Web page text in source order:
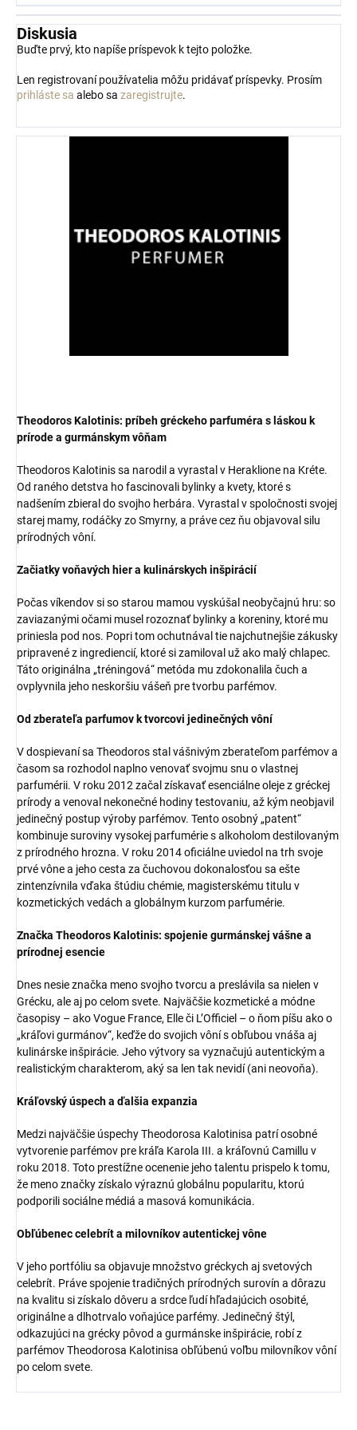
Diskusia
Buďte prvý, kto napíše príspevok k tejto položke.
Len registrovaní používatelia môžu pridávať príspevky. Prosím
prihláste sa alebo sa zaregistrujte.
Theodoros Kalotinis: príbeh gréckeho parfuméra s láskou k
prírode a gurmánskym vôňam
Theodoros Kalotinis sa narodil a vyrastal v Heraklione na Kréte.
Od raného detstva ho fascinovali bylinky a kvety, ktoré s
nadšením zbieral do svojho herbára. Vyrastal v spoločnosti svojej
starej mamy, rodáčky zo Smyrny, a práve cez ňu objavoval silu
prírodných vôní.
Začiatky voňavých hier a kulinárskych inšpirácií
Počas víkendov si so starou mamou vyskúšal neobyčajnú hru: so
zaviazanými očami musel rozoznať bylinky a koreniny, ktoré mu
priniesla pod nos. Popri tom ochutnával tie najchutnejšie zákusky
pripravené z ingrediencií, ktoré si zamiloval už ako malý chlapec.
Táto originálna „tréningová“ metóda mu zdokonalila čuch a
ovplyvnila jeho neskoršiu vášeň pre tvorbu parfémov.
Od zberateľa parfumov k tvorcovi jedinečných vôní
V dospievaní sa Theodoros stal vášnivým zberateľom parfémov a
časom sa rozhodol naplno venovať svojmu snu o vlastnej
parfumérii. V roku 2012 začal získavať esenciálne oleje z gréckej
prírody a venoval nekonečné hodiny testovaniu, až kým neobjavil
jedinečný postup výroby parfémov. Tento osobný „patent“
kombinuje suroviny vysokej parfumérie s alkoholom destilovaným
z prírodného hrozna. V roku 2014 oficiálne uviedol na trh svoje
prvé vône a jeho cesta za čuchovou dokonalosťou sa ešte
zintenzívnila vďaka štúdiu chémie, magisterskému titulu v
kozmetických vedách a globálnym kurzom parfumérie.
Značka Theodoros Kalotinis: spojenie gurmánskej vášne a
prírodnej esencie
Dnes nesie značka meno svojho tvorcu a preslávila sa nielen v
Grécku, ale aj po celom svete. Najväčšie kozmetické a módne
časopisy – ako Vogue France, Elle či L’Officiel – o ňom píšu ako o
„kráľovi gurmánov“, keďže do svojich vôní s obľubou vnáša aj
kulinárske inšpirácie. Jeho výtvory sa vyznačujú autentickým a
realistickým charakterom, aký sa len tak nevidí (ani neovoňa).
Kráľovský úspech a ďalšia expanzia
Medzi najväčšie úspechy Theodorosa Kalotinisa patrí osobné
vytvorenie parfémov pre kráľa Karola III. a kráľovnú Camillu v
roku 2018. Toto prestížne ocenenie jeho talentu prispelo k tomu,
že meno značky získalo výraznú globálnu popularitu, ktorú
podporili sociálne médiá a masová komunikácia.
Obľúbenec celebrít a milovníkov autentickej vône
V jeho portfóliu sa objavuje množstvo gréckych aj svetových
celebrít. Práve spojenie tradičných prírodných surovín a dôrazu
na kvalitu si získalo dôveru a srdce ľudí hľadajúcich osobité,
originálne a dlhotrvalo voňajúce parfémy. Jedinečný štýl,
odkazujúci na grécky pôvod a gurmánske inšpirácie, robí z
parfémov Theodorosa Kalotinisa obľúbenú voľbu milovníkov vôní
po celom svete.